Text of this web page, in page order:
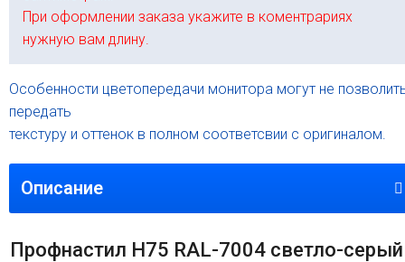
При оформлении заказа укажите в коментрариях
нужную вам длину.
Особенности цветопередачи монитора могут не
передать
текстуру и оттенок в полном соответсвии с оригиналом.
Описание
Профнастил H75 RAL-7004 светло-серый